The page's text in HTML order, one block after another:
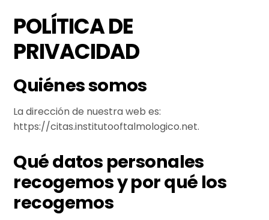
content
POLÍTICA DE
PRIVACIDAD
Quiénes somos
La dirección de nuestra web es:
https://citas.institutooftalmologico.net.
Qué datos personales
recogemos y por qué los
recogemos